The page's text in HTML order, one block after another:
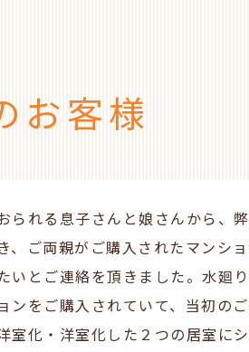
お客様
られる息子さんと娘さんから、
、ご両親がご購入されたマンシ
いとご連絡を頂きました。水廻
ンをご購入されていて、当初の
室化・洋室化した２つの居室に